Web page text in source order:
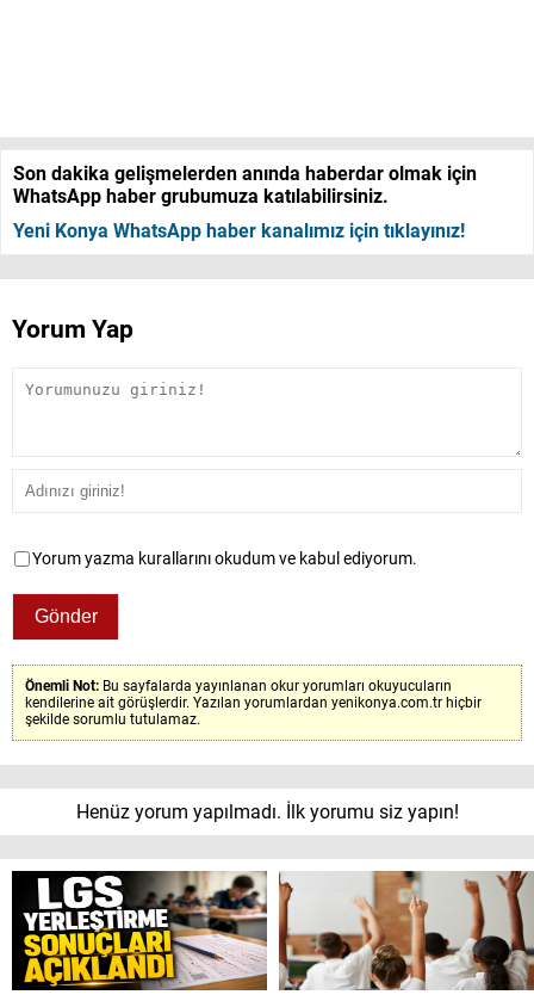
Son dakika gelişmelerden anında haberdar olmak için
WhatsApp haber grubumuza katılabilirsiniz.
Yeni Konya WhatsApp haber kanalımız için tıklayınız!
Yorum Yap
Yorum yazma kurallarını okudum ve kabul ediyorum.
Önemli Not: Bu sayfalarda yayınlanan okur yorumları okuyucuların
kendilerine ait görüşlerdir. Yazılan yorumlardan yenikonya.com.tr hiçbir
şekilde sorumlu tutulamaz.
Henüz yorum yapılmadı. İlk yorumu siz yapın!